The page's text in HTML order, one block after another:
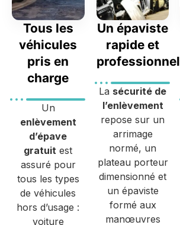
Tous les
véhicules
pris en
charge
Un
enlèvement
d’épave
gratuit est
assuré pour
tous les types
de véhicules
hors d’usage :
voiture
Un épaviste
rapide et
professionnel
La sécurité de
l’enlèvement
repose sur un
arrimage
normé, un
plateau porteur
dimensionné et
un épaviste
formé aux
manœuvres